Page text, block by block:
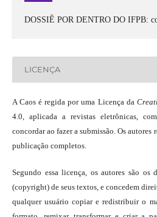
DOSSIÊ POR DENTRO DO IFPB:
LICENÇA
A Caos é regida por uma Licença da
4.0, aplicada a revistas eletrônicas,
concordar ao fazer a submissão. Os autores
publicação completos.
Segundo essa licença, os autores são os
(copyright) de seus textos, e concedem
qualquer usuário copiar e redistribuir o